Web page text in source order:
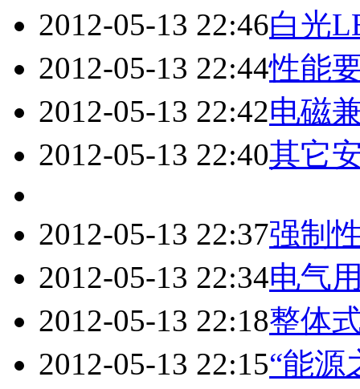
2012-05-13 22:46白光
2012-05-13 22:44性能
2012-05-13 22:42电磁
2012-05-13 22:40其它
2012-05-13 22:37强制
2012-05-13 22:34电气
2012-05-13 22:18整体
2012-05-13 22:15“能源